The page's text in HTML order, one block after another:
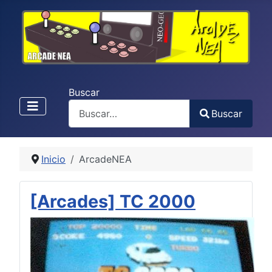
Buscar
Buscar
Inicio ArcadeNEA
[Arcades] TC 2000